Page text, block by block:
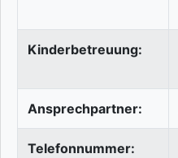
Kinderbetreuung:
Ansprechpartner:
Telefonnummer: